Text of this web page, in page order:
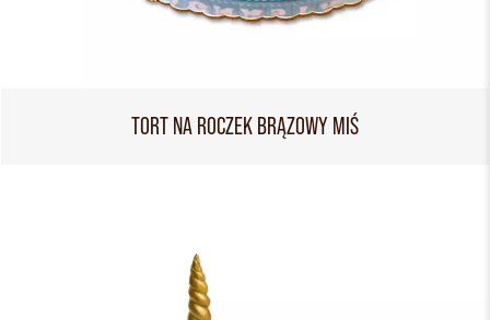
TORT NA ROCZEK BRĄZOWY MIŚ